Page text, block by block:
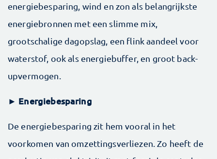
energiebesparing, wind en zon als belangrijkste
energiebronnen met een slimme mix,
grootschalige dagopslag, een flink aandeel voor
waterstof, ook als energiebuffer, en groot back-
upvermogen.
► Energiebesparing
De energiebesparing zit hem vooral in het
voorkomen van omzettingsverliezen. Zo heeft de